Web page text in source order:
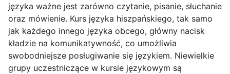
języka ważne jest zarówno czytanie, pisanie, słuchanie
oraz mówienie. Kurs języka hiszpańskiego, tak samo
jak każdego innego języka obcego, główny nacisk
kładzie na komunikatywność, co umożliwia
swobodniejsze posługiwanie się językiem. Niewielkie
grupy uczestniczące w kursie językowym są